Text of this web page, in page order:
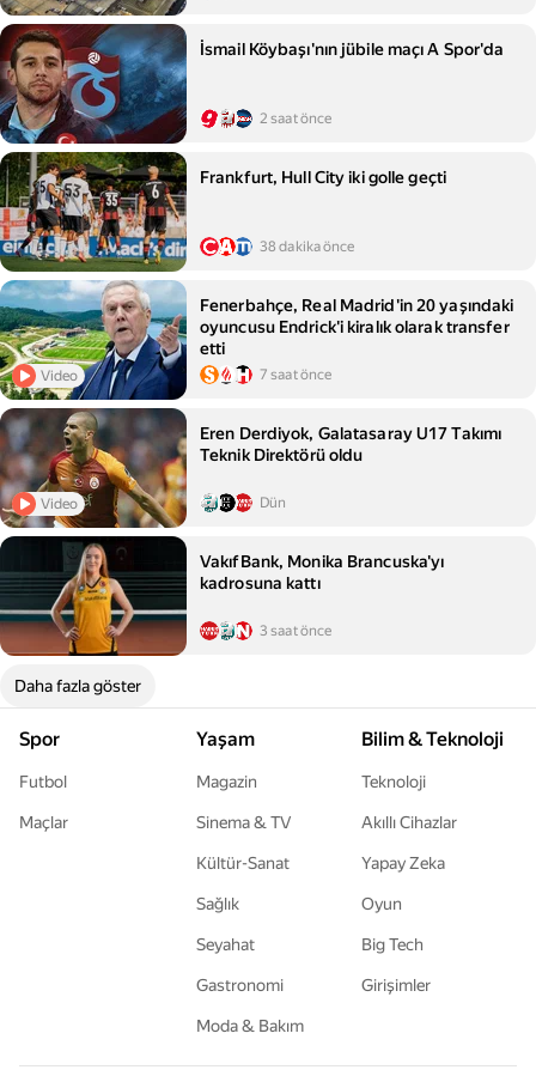
İsmail Köybaşı'nın jübile maçı A Spor'da
2 saat önce
Frankfurt, Hull City iki golle geçti
38 dakika önce
Video
Fenerbahçe, Real Madrid'in 20 yaşındaki
oyuncusu Endrick'i kiralık olarak transfer
etti
7 saat önce
Video
Eren Derdiyok, Galatasaray U17 Takımı
Teknik Direktörü oldu
Dün
VakıfBank, Monika Brancuska'yı
kadrosuna kattı
3 saat önce
Daha fazla göster
Spor
Futbol
Maçlar
Yaşam
Magazin
Sinema & TV
Kültür-Sanat
Sağlık
Seyahat
Gastronomi
Moda & Bakım
Bilim & Teknoloji
Teknoloji
Akıllı Cihazlar
Yapay Zeka
Oyun
Big Tech
Girişimler